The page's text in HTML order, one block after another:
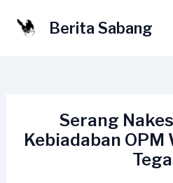
Berita Sabang
Serang
Kebiadaban